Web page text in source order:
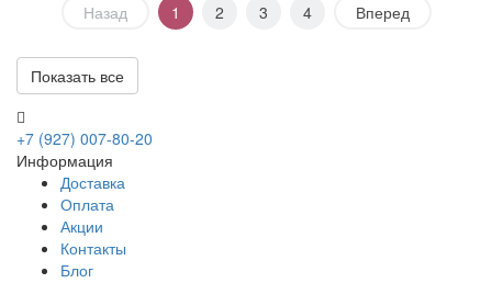
Назад 1 2 3 4 Вперед
Цветы для сестры —
Сестре можно подарить букет просто так — без повода. В 101
Прикрепим открытку, отправим фото перед доставкой и
Показать все
+7 (927) 007-80-20
Информация
Доставка
Оплата
Акции
Контакты
Блог